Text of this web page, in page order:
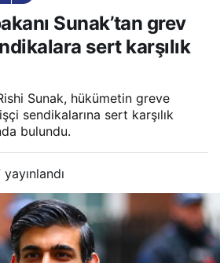
sendikalara sert karşılık
uyarısı
Sunak’tan grev
sert karşılık
Sunak, hükümetin greve
sendikalarına sert karşılık
bulundu.
yayınlandı